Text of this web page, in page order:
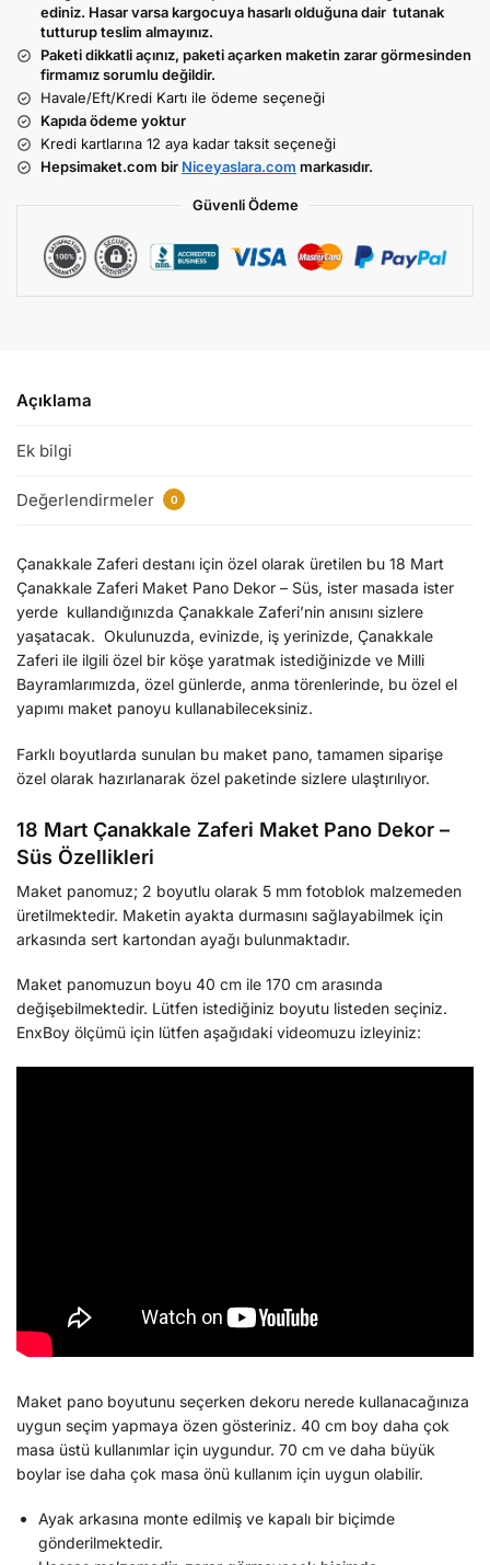
ediniz. Hasar varsa kargocuya hasarlı olduğuna dair tutanak
tutturup teslim almayınız.
Paketi dikkatli açınız, paketi açarken maketin zarar görmesinden
firmamız sorumlu değildir.
Havale/Eft/Kredi Kartı ile ödeme seçeneği
Kapıda ödeme yoktur
Kredi kartlarına 12 aya kadar taksit seçeneği
Hepsimaket.com bir Niceyaslara.com markasıdır.
Güvenli Ödeme
Açıklama
Ek bilgi
Değerlendirmeler 0
Çanakkale Zaferi destanı için özel olarak üretilen bu 18 Mart
Çanakkale Zaferi Maket Pano Dekor – Süs, ister masada ister
yerde kullandığınızda Çanakkale Zaferi’nin anısını sizlere
yaşatacak. Okulunuzda, evinizde, iş yerinizde, Çanakkale
Zaferi ile ilgili özel bir köşe yaratmak istediğinizde ve Milli
Bayramlarımızda, özel günlerde, anma törenlerinde, bu özel el
yapımı maket panoyu kullanabileceksiniz.
Farklı boyutlarda sunulan bu maket pano, tamamen siparişe
özel olarak hazırlanarak özel paketinde sizlere ulaştırılıyor.
18 Mart Çanakkale Zaferi Maket Pano Dekor –
Süs Özellikleri
Maket panomuz; 2 boyutlu olarak 5 mm fotoblok malzemeden
üretilmektedir. Maketin ayakta durmasını sağlayabilmek için
arkasında sert kartondan ayağı bulunmaktadır.
Maket panomuzun boyu 40 cm ile 170 cm arasında
değişebilmektedir. Lütfen istediğiniz boyutu listeden seçiniz.
EnxBoy ölçümü için lütfen aşağıdaki videomuzu izleyiniz:
Maket pano boyutunu seçerken dekoru nerede kullanacağınıza
uygun seçim yapmaya özen gösteriniz. 40 cm boy daha çok
masa üstü kullanımlar için uygundur. 70 cm ve daha büyük
boylar ise daha çok masa önü kullanım için uygun olabilir.
Ayak arkasına monte edilmiş ve kapalı bir biçimde
gönderilmektedir.